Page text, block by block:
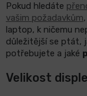
Pokud hledáte
vašim požadavkům
laptop, k ničemu
důležitější se ptát,
potřebujete a jaké
Velikost